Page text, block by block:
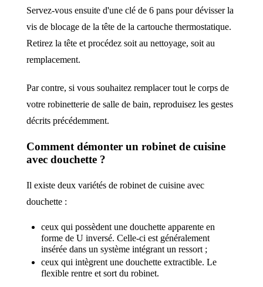
Servez-vous ensuite d'une clé de 6 pans pour dévisser la
vis de blocage de la tête de la cartouche thermostatique.
Retirez la tête et procédez soit au nettoyage, soit au
remplacement.
Par contre, si vous souhaitez remplacer tout le corps de
votre robinetterie de salle de bain, reproduisez les gestes
décrits précédemment.
Comment démonter un robinet de cuisine
avec douchette ?
Il existe deux variétés de robinet de cuisine avec
douchette :
ceux qui possèdent une douchette apparente en
forme de U inversé. Celle-ci est généralement
insérée dans un système intégrant un ressort ;
ceux qui intègrent une douchette extractible. Le
flexible rentre et sort du robinet.